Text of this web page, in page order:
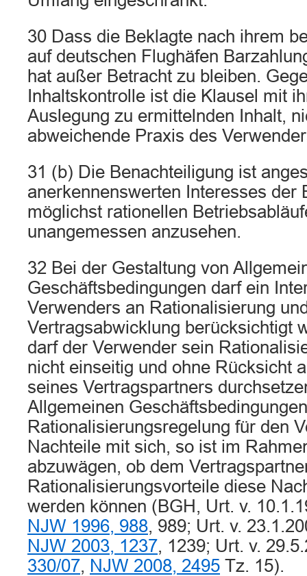
30 Dass die Beklagte nach ihrem
auf deutschen Flughäfen
hat außer Betracht zu bleiben.
Inhaltskontrolle ist die Klausel mit
Auslegung zu ermittelnden Inhalt,
abweichende Praxis des
31 (b) Die Benachteiligung ist
anerkennenswerten Interesses der
möglichst rationellen
unangemessen anzusehen.
32 Bei der Gestaltung von
Geschäftsbedingungen darf ein
Verwenders an Rationalisierung
Vertragsabwicklung berücksichtigt
darf der Verwender sein
nicht einseitig und ohne Rücksicht
seines Vertragspartners
Allgemeinen
Rationalisierungsregelung für den
Nachteile mit sich, so ist im
abzuwägen, ob dem
Rationalisierungsvorteile diese
werden können (BGH, Urt. v.
NJW 1996, 988, 989; Urt. v.
NJW 2003, 1237, 1239; Urt. v.
330/07, NJW 2008, 2495 Tz. 15).